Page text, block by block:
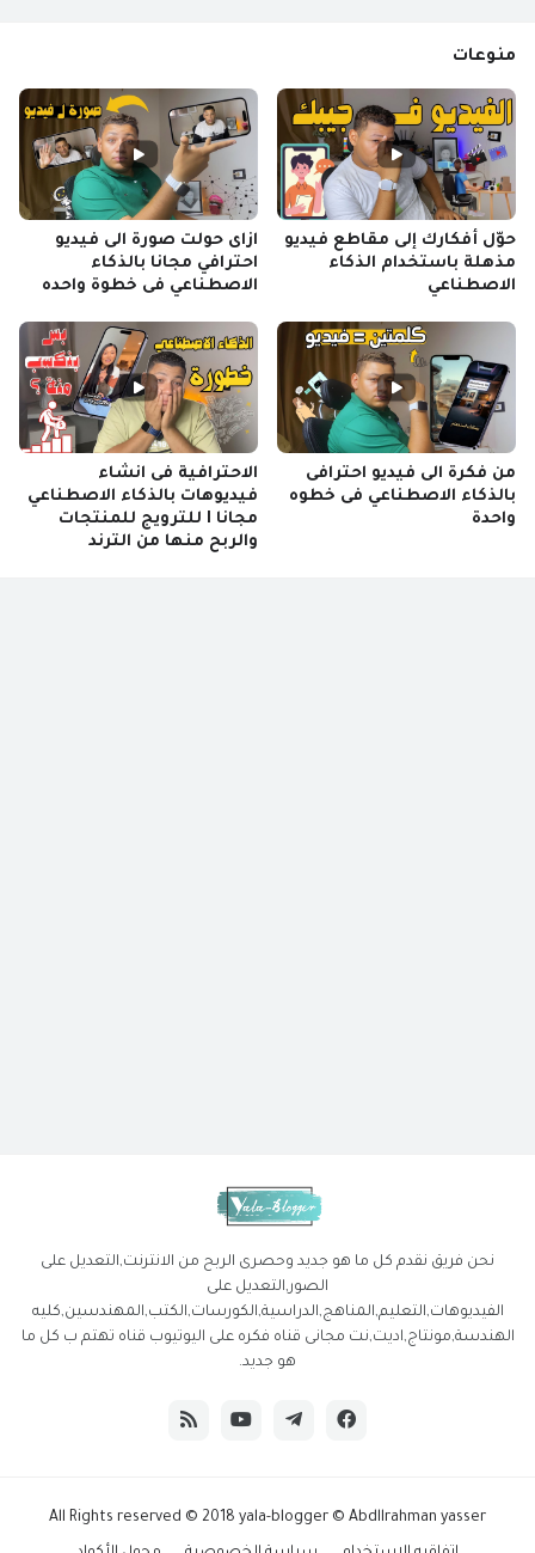
منوعات
حوّل أفكارك إلى مقاطع فيديو
مذهلة باستخدام الذكاء
الاصطناعي
ازاى حولت صورة الى فيديو
احترافي مجانا بالذكاء
الاصطناعي فى خطوة واحده
من فكرة الى فيديو احترافى
بالذكاء الاصطناعي فى خطوه
واحدة
الاحترافية فى انشاء
فيديوهات بالذكاء الاصطناعي
مجانا I للترويج للمنتجات
والربح منها من الترند
نحن فريق نقدم كل ما هو جديد وحصرى الربح من الانترنت,التعديل على
الصور,التعديل على
الفيديوهات,التعليم,المناهج,الدراسية,الكورسات,الكتب,المهندسين,كليه
الهندسة,مونتاج,اديت,نت مجانى قناه فكره على اليوتيوب قناه تهتم ب كل ما
هو جديد.
All Rights reserved © 2018 yala-blogger © Abdllrahman yasser